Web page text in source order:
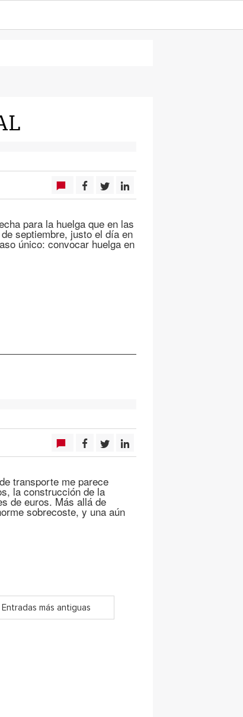
para la huelga que en las
septiembre, justo el día en
único: convocar huelga en
transporte me parece
la construcción de la
de euros. Más allá de
sobrecoste, y una aún
Entradas más antiguas